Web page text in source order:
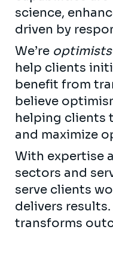
science,
driven by
We’re
help clients
benefit from
believe
helping clients
and maximize
With expertise
sectors and
serve clients
delivers
transforms